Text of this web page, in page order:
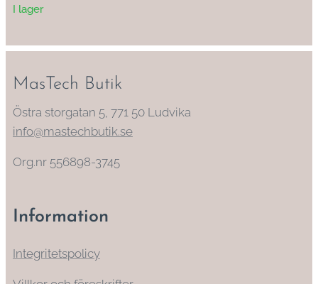
I lager
MasTech Butik
Östra storgatan 5, 771 50 Ludvika
info@mastechbutik.se
Org.nr 556898-3745
Information
Integritetspolicy